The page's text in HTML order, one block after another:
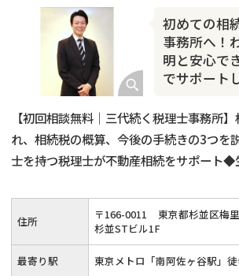
相続人調査
相続トラブル
初めての相
事務所へ！
明と安心で
でサポート
【初回相談無料｜三代続く税理士事務所
れ、相続税の概算、今後の手続きの3つを
士を持つ税理士が不動産相続をサポート◆
用、遺言書作成といった生前対策も得意
約）とオンライン面談にも対応している
い税理士事務所です。
住所 〒166-0011
東京都杉並区梅
杉並STビル1F
最寄り駅 東京メトロ「南阿佐ヶ谷駅」